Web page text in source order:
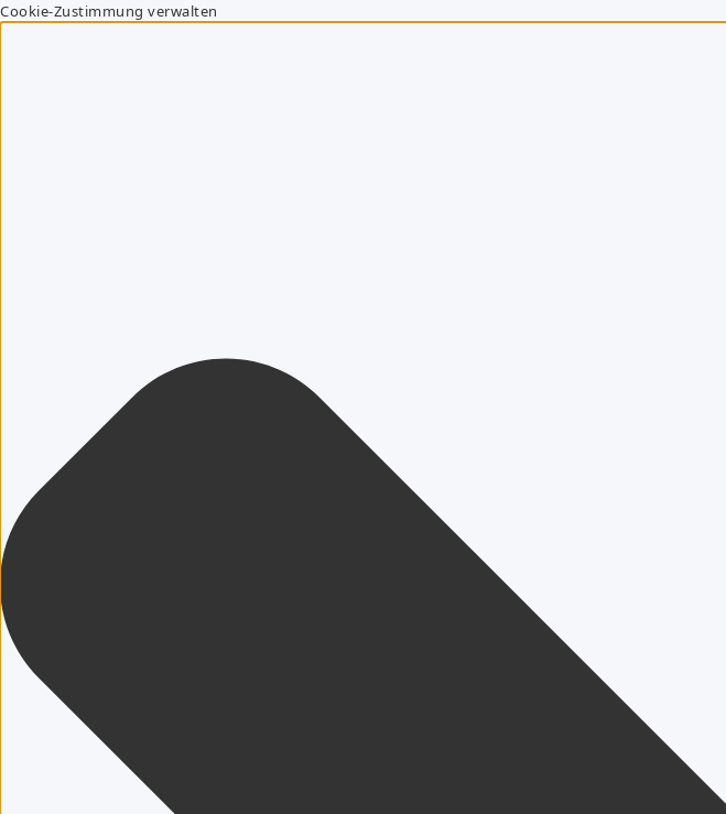
Cookie-Zustimmung verwalten